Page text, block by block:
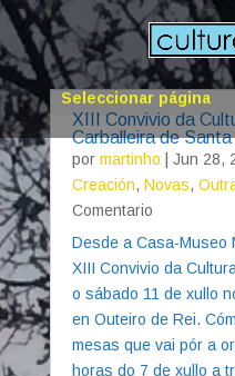
Seleccionar página
XIII Convivio da
Carballeira de
por martinho Jun 28,
Creación, Novas,
Comentario
Desde a Casa-Museo
XIII Convivio da
o sábado 11 de xullo
en Outeiro de Rei.
mesas que vai pór a
horas do 7 de xullo a